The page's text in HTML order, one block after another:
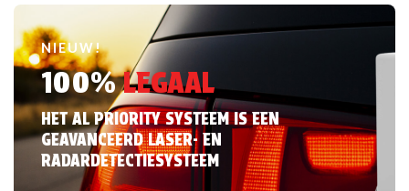
NIEUW!
100%LEGAAL
HET AL PRIORITY SYSTEEM IS EEN
GEAVANCEERD LASER- EN
RADARDETECTIESYSTEEM